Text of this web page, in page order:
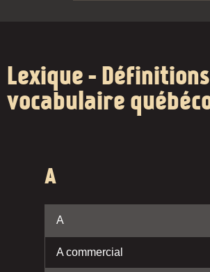
Lexique -
vocabulaire
A
A
A commercial